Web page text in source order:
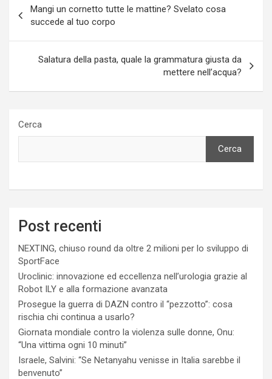
articoli
Mangi un cornetto tutte le mattine? Svelato cosa
succede al tuo corpo
Salatura della pasta, quale la grammatura giusta da
mettere nell’acqua?
Cerca
Cerca
Post recenti
NEXTING, chiuso round da oltre 2 milioni per lo sviluppo di
SportFace
Uroclinic: innovazione ed eccellenza nell’urologia grazie al
Robot ILY e alla formazione avanzata
Prosegue la guerra di DAZN contro il “pezzotto”: cosa
rischia chi continua a usarlo?
Giornata mondiale contro la violenza sulle donne, Onu:
“Una vittima ogni 10 minuti”
Israele, Salvini: “Se Netanyahu venisse in Italia sarebbe il
benvenuto”